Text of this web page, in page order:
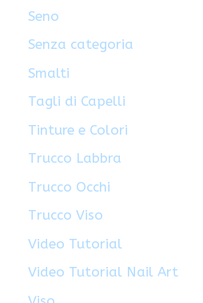
Seno
Senza categoria
Smalti
Tagli di Capelli
Tinture e Colori
Trucco Labbra
Trucco Occhi
Trucco Viso
Video Tutorial
Video Tutorial Nail Art